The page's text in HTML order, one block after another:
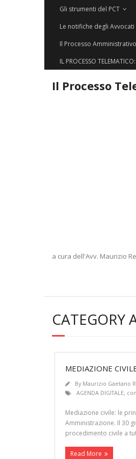
Gli strumenti del PCT
Le notifiche degli Avvocati
Il Processo
IL PROCESSO
Il Processo
a cura dell'Avv. Maurizio
CATEGORY
MEDIAZIONE
By Maurizio Gaetano
AGENDA DIGITALE,
Mediazione civile: le
Amministrazione. Il 30
procedimento civile a
Read More